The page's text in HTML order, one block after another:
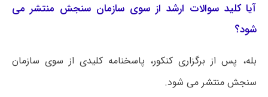
آیا کلید سوالات ارشد از سوی سازمان سنجش منتشر می
شود؟
بله، پس از برگزاری کنکور، پاسخنامه کلیدی از سوی سازمان
سنجش منتشر می شود.